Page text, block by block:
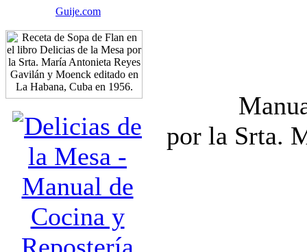
Guije.com
por la Srta.